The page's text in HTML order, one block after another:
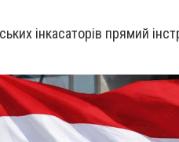
інкасаторів прямий